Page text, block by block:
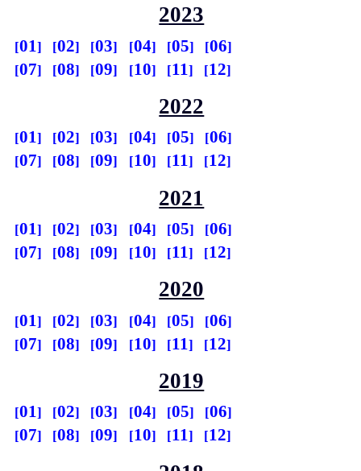
2023
01 02 03 04 05
06
07
08 09 10 11 12
2022
01 02 03 04 05
06
07
08 09 10 11 12
2021
01 02 03 04 05
06
07
08 09 10 11 12
2020
01 02 03 04 05
06
07
08 09 10 11 12
2019
01 02 03 04 05
06
07
08 09 10 11 12